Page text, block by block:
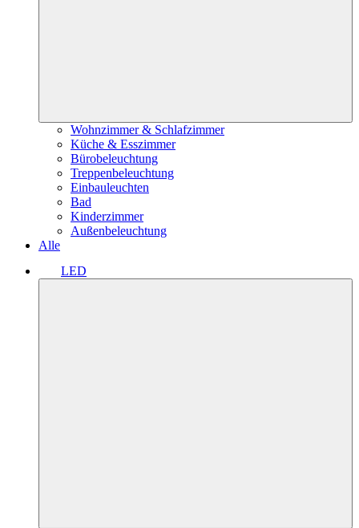
Wohnzimmer & Schlafzimmer
Küche & Esszimmer
Bürobeleuchtung
Treppenbeleuchtung
Einbauleuchten
Bad
Kinderzimmer
Außenbeleuchtung
Alle
LED